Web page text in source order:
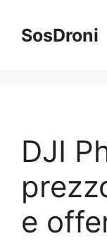
contenuto
SosDroni
DJI
e